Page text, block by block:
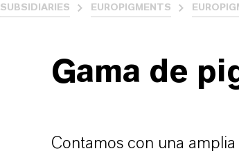
SUBSIDIARIES EUROPIGMENTS
Gama de
Contamos con una